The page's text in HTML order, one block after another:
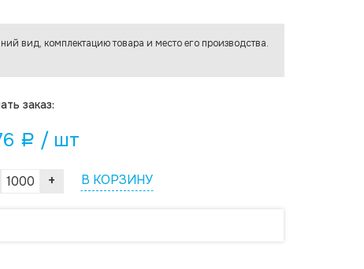
заказ:
a / шт
+ В КОРЗИНУ
вид, комплектацию товара и место его производства.